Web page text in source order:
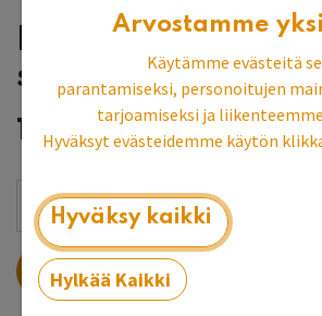
Industrial-
suorakaide
11,95€
LISÄÄ OSTOSKORIIN
Arvostamme
Käytämme evästeitä
parantamiseksi, personoitujen
tarjoamiseksi ja
Hyväksyt evästeidemme käytön
Hyväksy kaikki
Hylkää Kaikki